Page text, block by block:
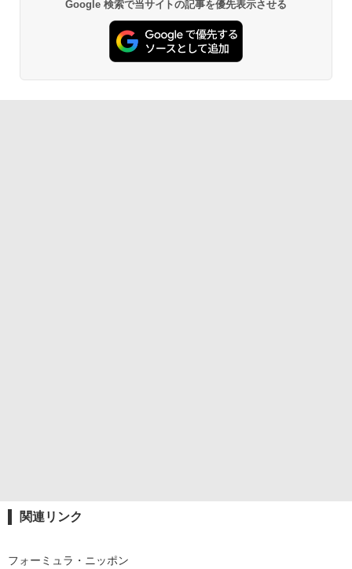
Google 検索で当サイトの記事を優先表示させる
関連リンク
フォーミュラ・ニッポン